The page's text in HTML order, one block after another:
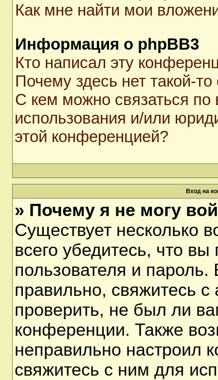
Как мне найти мои
Информация о phpBB3
Кто написал эту
Почему здесь нет такой-
С кем можно связаться по
использования и/или
этой конференцией?
Вход на
» Почему я не могу
Существует несколько
всего убедитесь, что
пользователя и
правильно, свяжитесь
проверить, не был ли
конференции. Также
неправильно настроил
свяжитесь с ним для